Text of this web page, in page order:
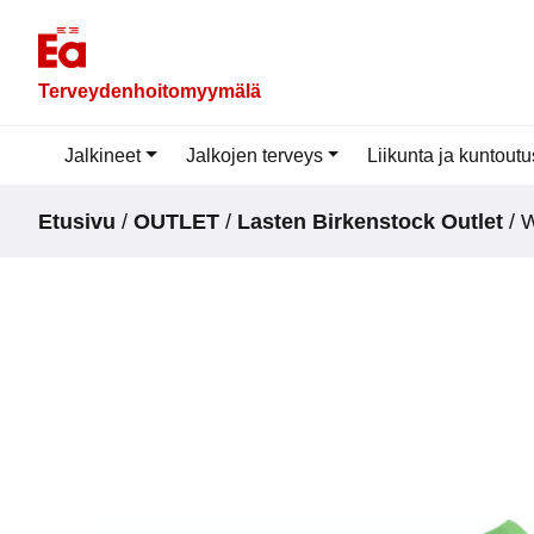
content
Terveydenhoitomyymälä
Jalkineet Jalkojen terveys Liikunta ja
Etusivu / OUTLET / Lasten Birkenstock Outlet /